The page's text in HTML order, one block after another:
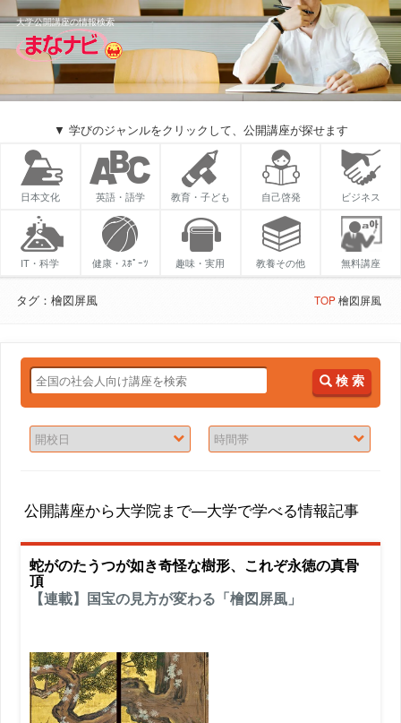
大学公開講座の情報検索
▼ 学びのジャンルをクリックして、公開講座が探せます
日本文化 英語・語学 教育・子ども 自己啓発 ビジネス
IT・科学 健康・ｽﾎﾟｰﾂ 趣味・実用 教養その他 無料講座
タグ：檜図屏風 TOP檜図屏風
検 索
公開講座から大学院まで―大学で学べる情報記事
蛇がのたうつが如き奇怪な樹形、これぞ永徳の真骨
頂
【連載】国宝の見方が変わる「檜図屏風」